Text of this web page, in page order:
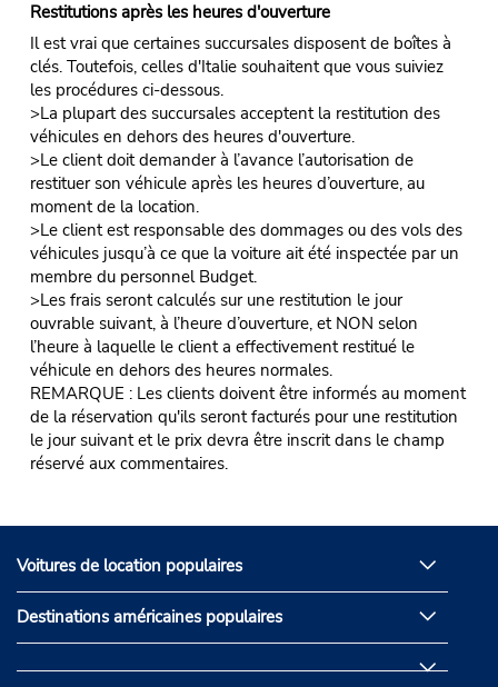
Restitutions après les heures d'ouverture
Il est vrai que certaines succursales disposent de boîtes à
clés. Toutefois, celles d'Italie souhaitent que vous suiviez
les procédures ci-dessous.
>La plupart des succursales acceptent la restitution des
véhicules en dehors des heures d'ouverture.
>Le client doit demander à l’avance l’autorisation de
restituer son véhicule après les heures d’ouverture, au
moment de la location.
>Le client est responsable des dommages ou des vols des
véhicules jusqu’à ce que la voiture ait été inspectée par un
membre du personnel Budget.
>Les frais seront calculés sur une restitution le jour
ouvrable suivant, à l’heure d’ouverture, et NON selon
l’heure à laquelle le client a effectivement restitué le
véhicule en dehors des heures normales.
REMARQUE : Les clients doivent être informés au moment
de la réservation qu'ils seront facturés pour une restitution
le jour suivant et le prix devra être inscrit dans le champ
réservé aux commentaires.
Voitures de location populaires
Destinations américaines populaires